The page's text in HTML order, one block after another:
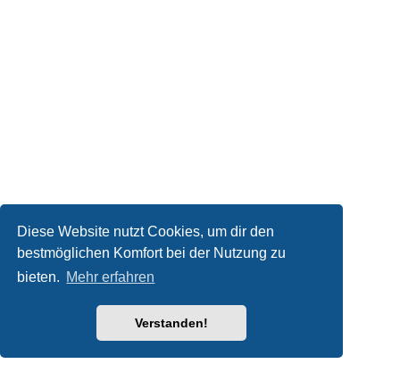
Diese Website nutzt Cookies, um dir den
bestmöglichen Komfort bei der Nutzung zu
bieten. Mehr erfahren
Verstanden!